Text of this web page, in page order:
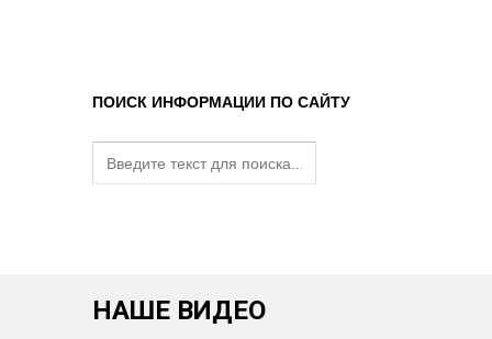
ПОИСК ИНФОРМАЦИИ ПО САЙТУ
НАШЕ ВИДЕО